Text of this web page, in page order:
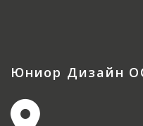
Юниор Дизайн